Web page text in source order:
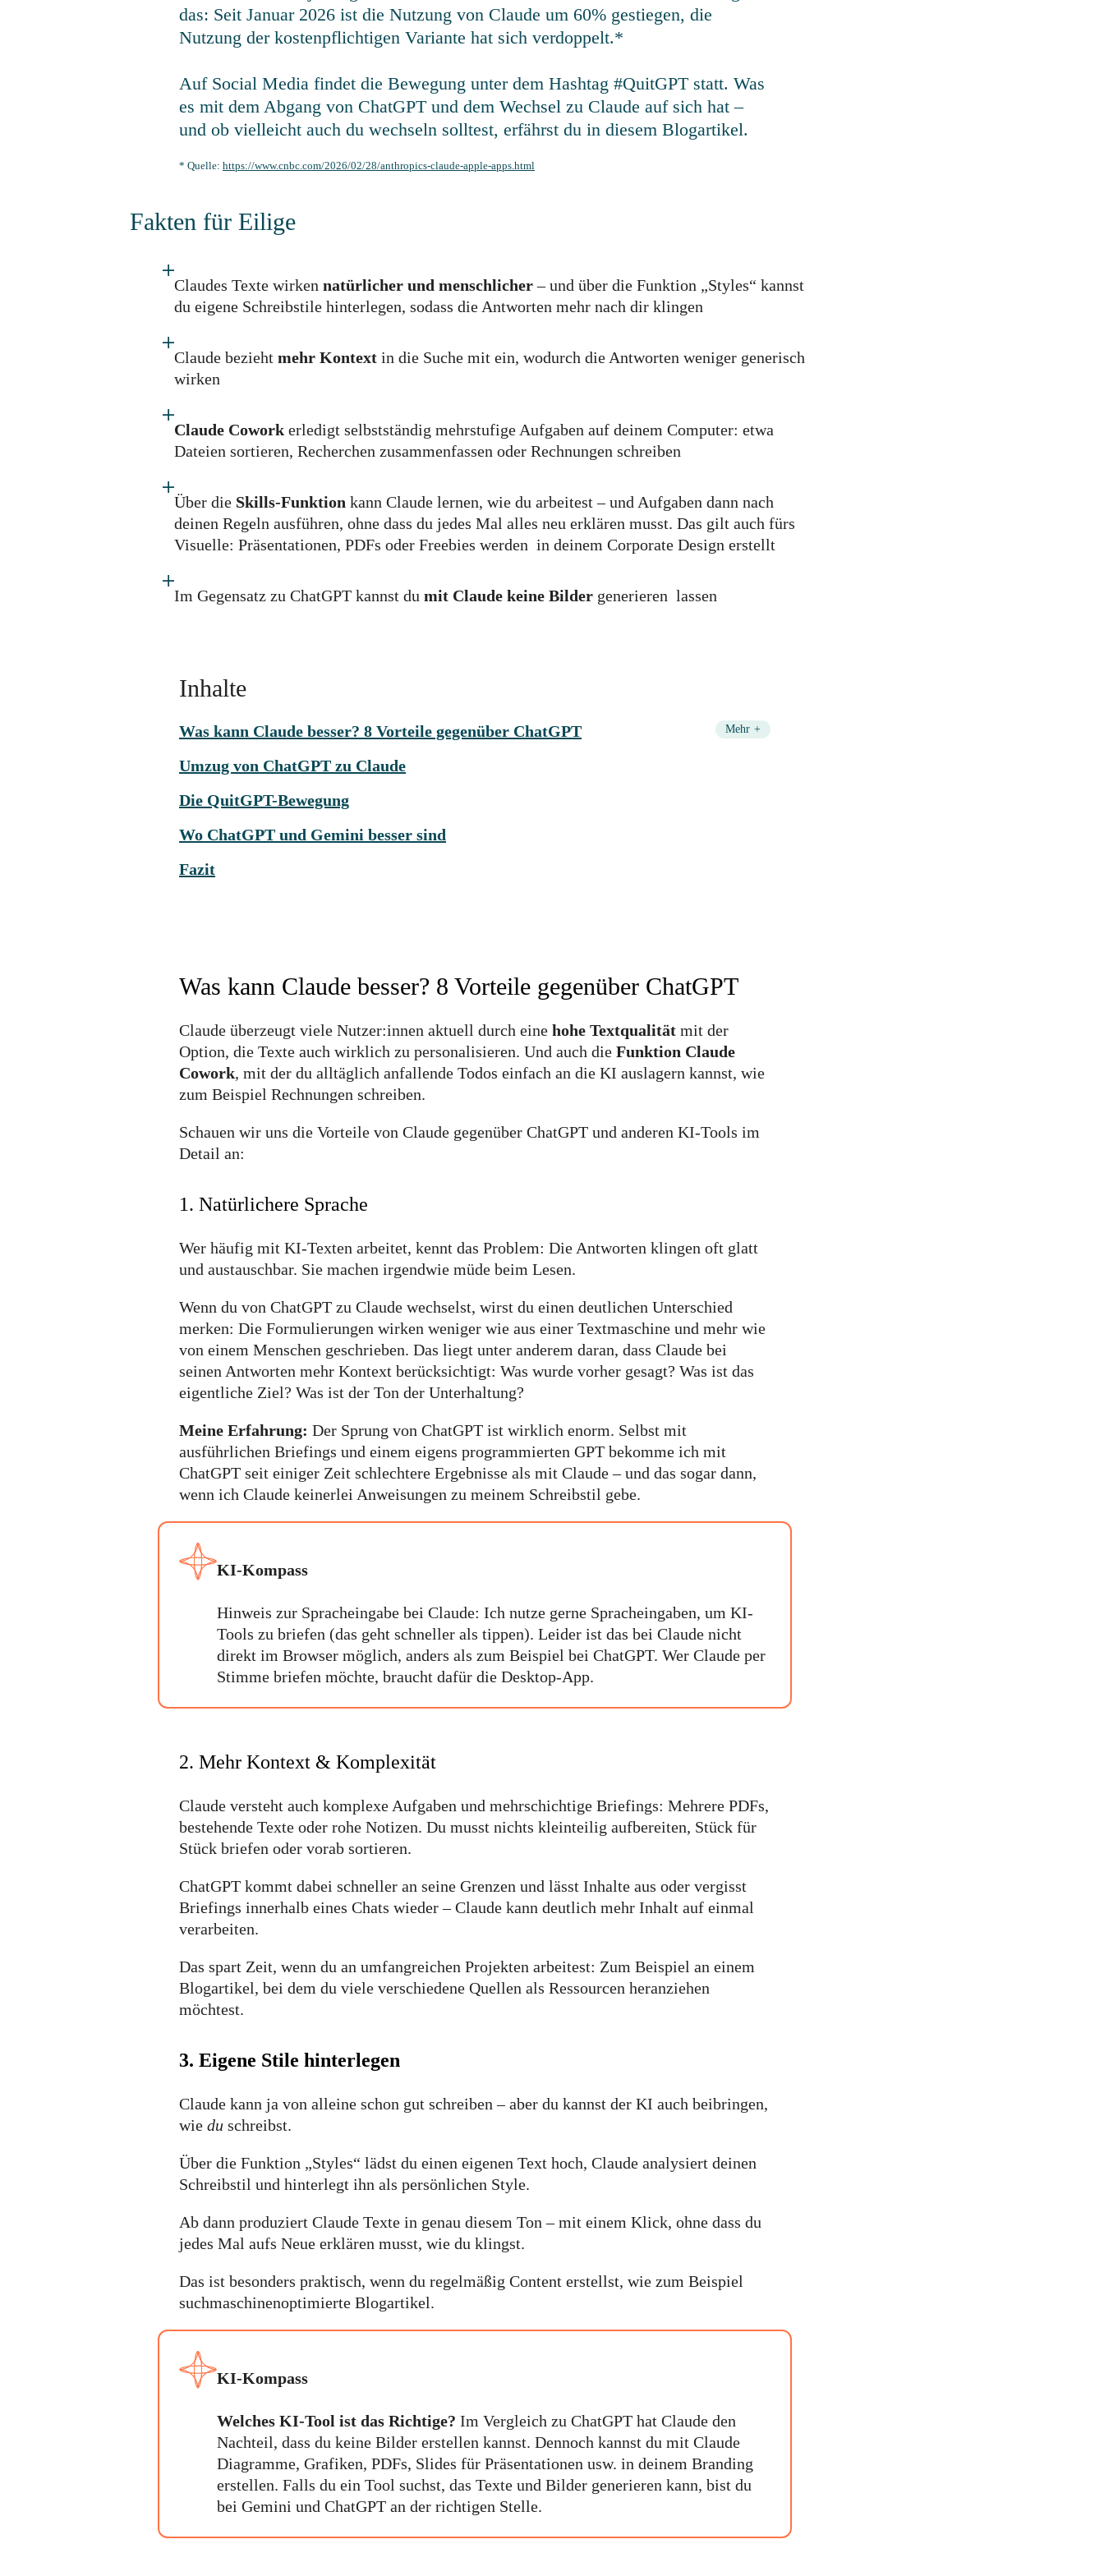
das: Seit Januar 2026 ist die Nutzung von Claude um 60% gestiegen, die
Nutzung der kostenpflichtigen Variante hat sich verdoppelt.*
Auf Social Media findet die Bewegung unter dem Hashtag #QuitGPT statt. Was
es mit dem Abgang von ChatGPT und dem Wechsel zu Claude auf sich hat –
und ob vielleicht auch du wechseln solltest, erfährst du in diesem Blogartikel.
* Quelle: https://www.cnbc.com/2026/02/28/anthropics-claude-apple-apps.html
Fakten für Eilige
Claudes Texte wirken natürlicher und menschlicher– und über die Funktion „Styles“ kannst
du eigene Schreibstile hinterlegen, sodass die Antworten mehr nach dir klingen
Claude bezieht mehr Kontext in die Suche mit ein, wodurch die Antworten weniger generisch
wirken
Claude Cowork erledigt selbstständig mehrstufige Aufgaben auf deinem Computer: etwa
Dateien sortieren, Recherchen zusammenfassen oder Rechnungen schreiben
Über die Skills-Funktion kann Claude lernen, wie du arbeitest – und Aufgaben dann nach
deinen Regeln ausführen, ohne dass du jedes Mal alles neu erklären musst. Das gilt auch fürs
Visuelle: Präsentationen, PDFs oder Freebies werden in deinem Corporate Design erstellt
Im Gegensatz zu ChatGPT kannst du mit Claude keine Bilder generieren lassen
Inhalte
Was kann Claude besser? 8 Vorteile gegenüber ChatGPT +
Umzug von ChatGPT zu Claude
Die QuitGPT-Bewegung
Wo ChatGPT und Gemini besser sind
Fazit
Was kann Claude besser? 8 Vorteile gegenüber ChatGPT
Claude überzeugt viele Nutzer:innen aktuell durch eine hohe Textqualität mit der
Option, die Texte auch wirklich zu personalisieren. Und auch die Funktion Claude
Cowork, mit der du alltäglich anfallende Todos einfach an die KI auslagern kannst, wie
zum Beispiel Rechnungen schreiben.
Schauen wir uns die Vorteile von Claude gegenüber ChatGPT und anderen KI-Tools im
Detail an:
1. Natürlichere Sprache
Wer häufig mit KI-Texten arbeitet, kennt das Problem: Die Antworten klingen oft glatt
und austauschbar. Sie machen irgendwie müde beim Lesen.
Wenn du von ChatGPT zu Claude wechselst, wirst du einen deutlichen Unterschied
merken: Die Formulierungen wirken weniger wie aus einer Textmaschine und mehr wie
von einem Menschen geschrieben. Das liegt unter anderem daran, dass Claude bei
seinen Antworten mehr Kontext berücksichtigt: Was wurde vorher gesagt? Was ist das
eigentliche Ziel? Was ist der Ton der Unterhaltung?
Meine Erfahrung: Der Sprung von ChatGPT ist wirklich enorm. Selbst mit
ausführlichen Briefings und einem eigens programmierten GPT bekomme ich mit
ChatGPT seit einiger Zeit schlechtere Ergebnisse als mit Claude – und das sogar dann,
wenn ich Claude keinerlei Anweisungen zu meinem Schreibstil gebe.
KI-Kompass
Hinweis zur Spracheingabe bei Claude: Ich nutze gerne Spracheingaben, um KI-
Tools zu briefen (das geht schneller als tippen). Leider ist das bei Claude nicht
direkt im Browser möglich, anders als zum Beispiel bei ChatGPT. Wer Claude per
Stimme briefen möchte, braucht dafür die Desktop-App.
2. Mehr Kontext & Komplexität
Claude versteht auch komplexe Aufgaben und mehrschichtige Briefings: Mehrere PDFs,
bestehende Texte oder rohe Notizen. Du musst nichts kleinteilig aufbereiten, Stück für
Stück briefen oder vorab sortieren.
ChatGPT kommt dabei schneller an seine Grenzen und lässt Inhalte aus oder vergisst
Briefings innerhalb eines Chats wieder – Claude kann deutlich mehr Inhalt auf einmal
verarbeiten.
Das spart Zeit, wenn du an umfangreichen Projekten arbeitest: Zum Beispiel an einem
Blogartikel, bei dem du viele verschiedene Quellen als Ressourcen heranziehen
möchtest.
3. Eigene Stile hinterlegen
Claude kann ja von alleine schon gut schreiben – aber du kannst der KI auch beibringen,
wie du schreibst.
Über die Funktion „Styles“ lädst du einen eigenen Text hoch, Claude analysiert deinen
Schreibstil und hinterlegt ihn als persönlichen Style.
Ab dann produziert Claude Texte in genau diesem Ton – mit einem Klick, ohne dass du
jedes Mal aufs Neue erklären musst, wie du klingst.
Das ist besonders praktisch, wenn du regelmäßig Content erstellst, wie zum Beispiel
suchmaschinenoptimierte Blogartikel.
KI-Kompass
Welches KI-Tool ist das Richtige? Im Vergleich zu ChatGPT hat Claude den
Nachteil, dass du keine Bilder erstellen kannst. Dennoch kannst du mit Claude
Diagramme, Grafiken, PDFs, Slides für Präsentationen usw. in deinem Branding
erstellen. Falls du ein Tool suchst, das Texte und Bilder generieren kann, bist du
bei Gemini und ChatGPT an der richtigen Stelle.